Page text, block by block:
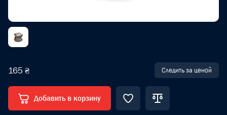
165 ₴ Следить за ценой
Добавить в корзину